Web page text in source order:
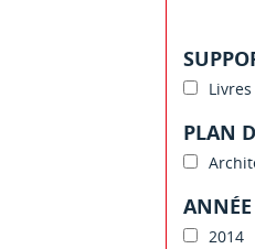
Livres
PLAN
ANNÉE
2014